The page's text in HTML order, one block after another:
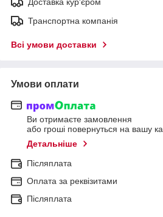
Транспортна компанія
Всі умови доставки
Умови оплати
Ви отримаєте замовлення
або гроші повернуться на вашу
Детальніше
Післяплата
Оплата за реквізитами
Післяплата